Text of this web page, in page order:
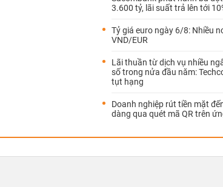
3.600 tỷ, lãi suất trả lên tới
Tỷ giá euro ngày 6/8: Nhiều
VND/EUR
Lãi thuần từ dịch vụ nhiều
số trong nửa đầu năm:
tụt hạng
Doanh nghiệp rút tiền mặt
dàng qua quét mã QR trên